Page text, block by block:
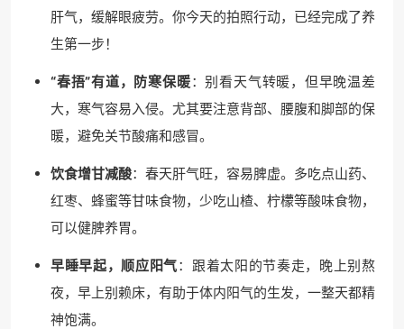
肝气，缓解眼疲劳。你今天的拍照行动，已经完成了养
生第一步！
“春捂”有道，防寒保暖：别看天气转暖，但早晚温差
大，寒气容易入侵。尤其要注意背部、腰腹和脚部的保
暖，避免关节酸痛和感冒。
饮食增甘减酸：春天肝气旺，容易脾虚。多吃点山药、
红枣、蜂蜜等甘味食物，少吃山楂、柠檬等酸味食物，
可以健脾养胃。
早睡早起，顺应阳气：跟着太阳的节奏走，晚上别熬
夜，早上别赖床，有助于体内阳气的生发，一整天都精
神饱满。